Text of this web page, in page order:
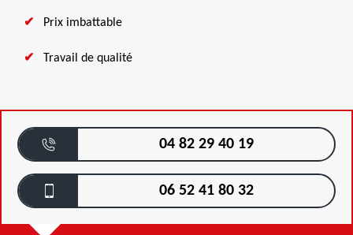
Prix imbattable
Travail de qualité
04 82 29 40 19
06 52 41 80 32